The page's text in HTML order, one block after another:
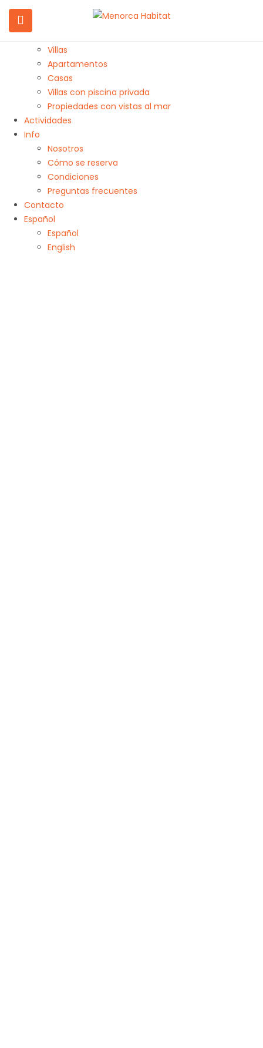
Inicio
Villas
Apartamentos
Casas
Villas con piscina privada
Propiedades con vistas al mar
Actividades
Info
Nosotros
Cómo se reserva
Condiciones
Preguntas frecuentes
Contacto
Español
Español
English